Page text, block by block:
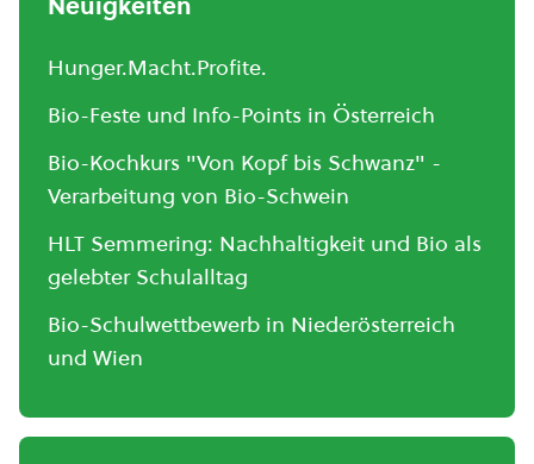
Hunger.Macht.Profite.
Bio-Feste und Info-Points in Österreich
Bio-Kochkurs "Von Kopf bis Schwanz" -
Verarbeitung von Bio-Schwein
HLT Semmering: Nachhaltigkeit und Bio als
gelebter Schulalltag
Bio-Schulwettbewerb in Niederösterreich
und Wien